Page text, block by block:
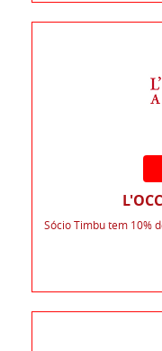
Sócio Timbu tem 10%